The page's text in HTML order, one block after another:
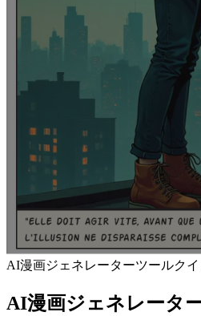
AI漫画ジェネレーターツールク
AI漫画ジェネレータ